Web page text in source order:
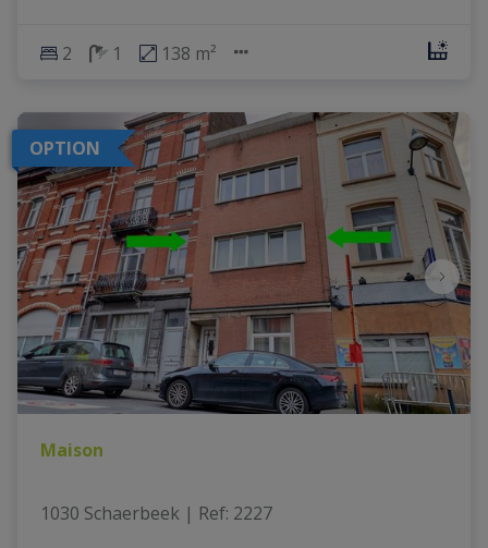
2 1 138 m²
OPTION
Maison
1030 Schaerbeek | Ref: 2227